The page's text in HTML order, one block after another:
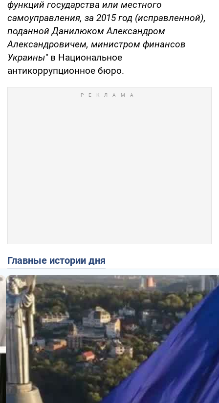
функций государства или местного
самоуправления, за 2015 год (исправленной),
поданной Данилюком Александром
Александровичем, министром финансов
Украины"в Национальное
антикоррупционное бюро.
Главные истории дня